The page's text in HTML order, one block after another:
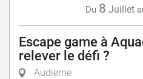
Du 8 Juillet
Escape game à
relever le défi ?
Audierne